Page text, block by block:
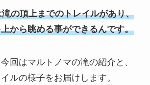
の頂上までのトレイルがあり、
から眺める事ができるんです。
回はマルトノマの滝の紹介と、
ルの様子をお届けします。